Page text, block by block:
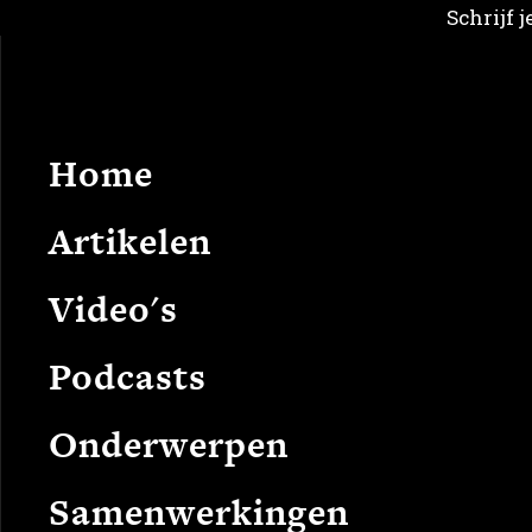
Schrijf
Home
Artikelen
Video's
Podcasts
Onderwerpen
Samenwerkingen